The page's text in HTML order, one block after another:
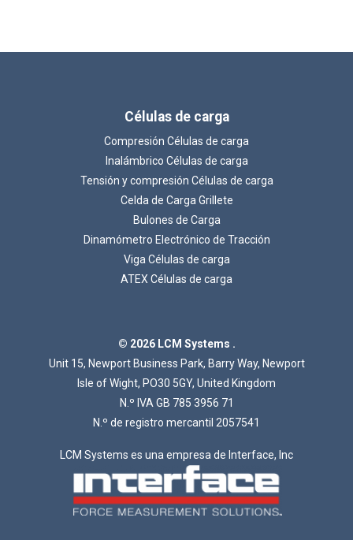
Cargando...
Células de carga
Compresión Células de carga
Inalámbrico Células de carga
Tensión y compresión Células de carga
Celda de Carga Grillete
Bulones de Carga
Dinamómetro Electrónico de Tracción
Viga Células de carga
ATEX Células de carga
© 2026 LCM Systems .
Unit 15, Newport Business Park, Barry Way, Newport
Isle of Wight, PO30 5GY, United Kingdom
N.º IVA GB 785 3956 71
N.º de registro mercantil 2057541
LCM Systems es una empresa de Interface, Inc